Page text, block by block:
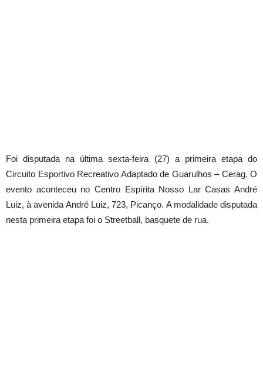
Foi disputada na última sexta-feira (27) a primeira etapa do
Circuito Esportivo Recreativo Adaptado de Guarulhos – Cerag. O
evento aconteceu no Centro Espírita Nosso Lar Casas André
Luiz, à avenida André Luiz, 723, Picanço. A modalidade disputada
nesta primeira etapa foi o Streetball, basquete de rua.